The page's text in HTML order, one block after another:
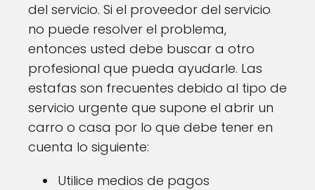
del servicio. Si el proveedor del servicio
no puede resolver el problema,
entonces usted debe buscar a otro
profesional que pueda ayudarle. Las
estafas son frecuentes debido al tipo de
servicio urgente que supone el abrir un
carro o casa por lo que debe tener en
cuenta lo siguiente:
Utilice medios de pagos